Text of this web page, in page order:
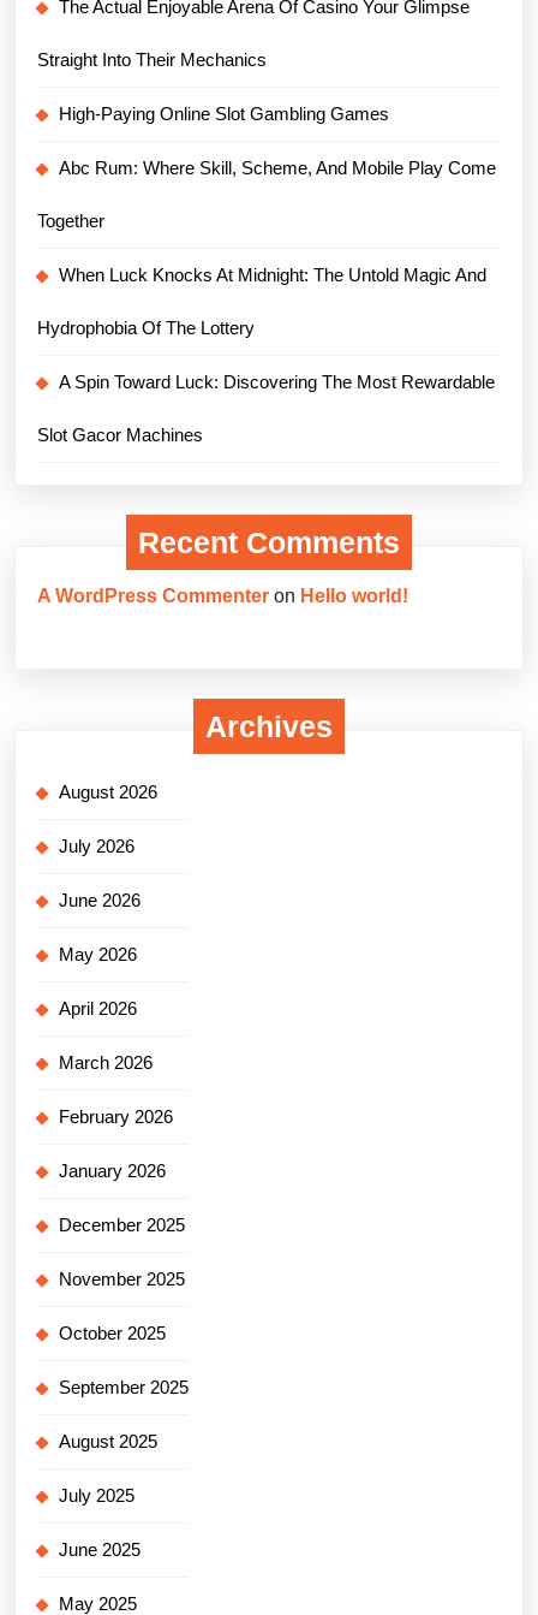
The Actual Enjoyable Arena Of Casino Your Glimpse
Straight Into Their Mechanics
High-Paying Online Slot Gambling Games
Abc Rum: Where Skill, Scheme, And Mobile Play Come
Together
When Luck Knocks At Midnight: The Untold Magic And
Hydrophobia Of The Lottery
A Spin Toward Luck: Discovering The Most Rewardable
Slot Gacor Machines
Recent Comments
A WordPress Commenter on Hello world!
Archives
August 2026
July 2026
June 2026
May 2026
April 2026
March 2026
February 2026
January 2026
December 2025
November 2025
October 2025
September 2025
August 2025
July 2025
June 2025
May 2025